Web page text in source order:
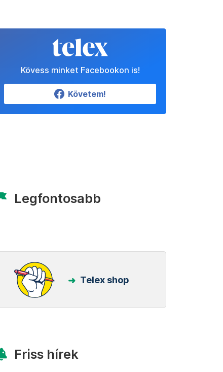
Kövess minket Facebookon is!
Követem!
Legfontosabb
Telex shop
Friss hírek